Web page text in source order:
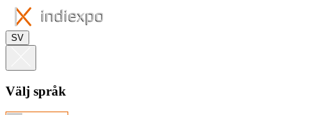
SV
Välj språk